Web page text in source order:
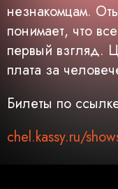
незнакомцам.
понимает, что
первый взгляд.
плата за
Билеты по
chel.kassy.ru/